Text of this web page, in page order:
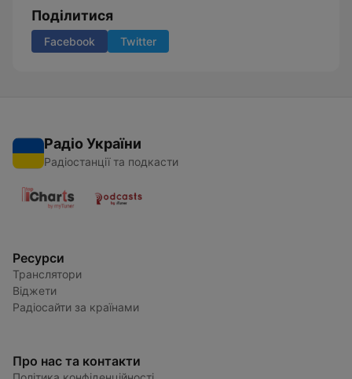
Поділитися
Facebook Twitter
Радіо України
Радіостанції та подкасти
Ресурси
Транслятори
Віджети
Радіосайти за країнами
Про нас та контакти